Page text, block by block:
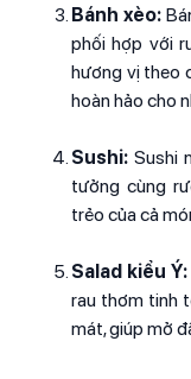
Bánh xèo:
phối hợp với
hương vị theo
hoàn hảo cho
Sushi:Sushi
tưởng cùng
trẻo của cả
Salad kiểu Ý:
rau thơm tinh
mát, giúp mở